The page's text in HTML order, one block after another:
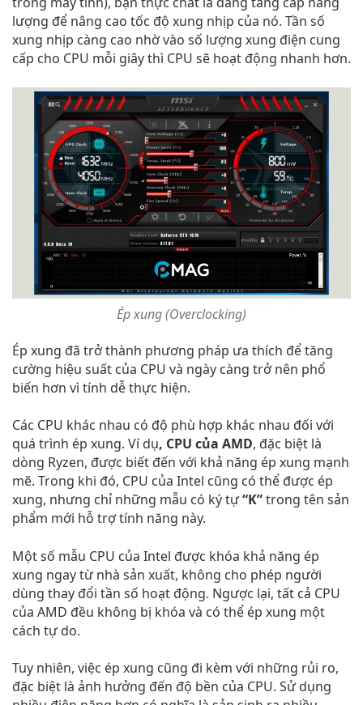
lượng để nâng cao tốc độ xung nhịp của nó. Tần số
xung nhịp càng cao nhờ vào số lượng xung điện cung
cấp cho CPU mỗi giây thì CPU sẽ hoạt động nhanh hơn.
Ép xung (Overclocking)
Ép xung đã trở thành phương pháp ưa thích để tăng
cường hiệu suất của CPU và ngày càng trở nên phổ
biến hơn vì tính dễ thực hiện.
Các CPU khác nhau có độ phù hợp khác nhau đối với
quá trình ép xung. Ví dụ, CPU của AMD, đặc biệt là
dòng Ryzen, được biết đến với khả năng ép xung mạnh
mẽ. Trong khi đó, CPU của Intel cũng có thể được ép
xung, nhưng chỉ những mẫu có ký tự“K”trong tên sản
phẩm mới hỗ trợ tính năng này.
Một số mẫu CPU của Intel được khóa khả năng ép
xung ngay từ nhà sản xuất, không cho phép người
dùng thay đổi tần số hoạt động. Ngược lại, tất cả CPU
của AMD đều không bị khóa và có thể ép xung một
cách tự do.
Tuy nhiên, việc ép xung cũng đi kèm với những rủi ro,
đặc biệt là ảnh hưởng đến độ bền của CPU. Sử dụng